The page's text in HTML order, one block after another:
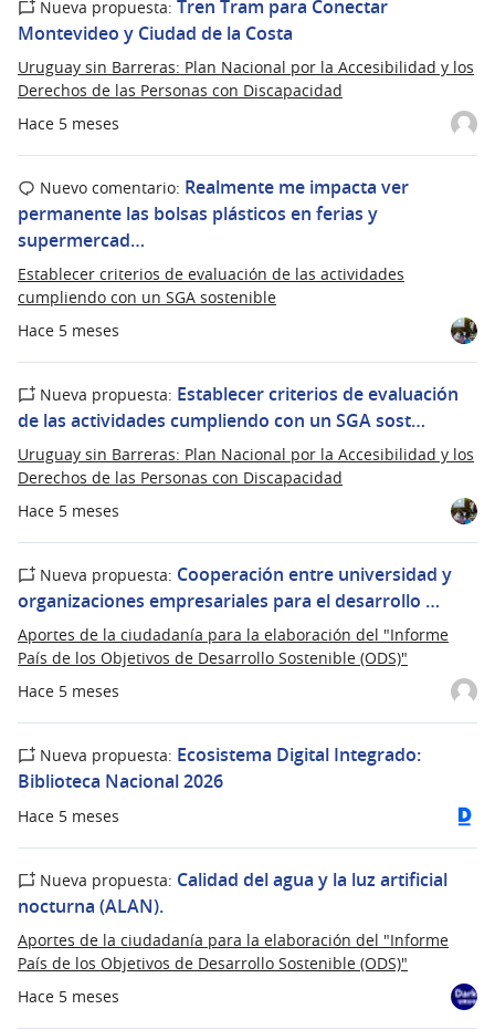
Hace 5 meses
Nueva propuesta: Tren Tram para Conectar
Montevideo y Ciudad de la Costa
Uruguay sin Barreras: Plan Nacional por la Accesibilidad y los
Derechos de las Personas con Discapacidad
Hace 5 meses
Nuevo comentario: Realmente me impacta ver
permanente las bolsas plásticos en ferias y
supermercad…
Establecer criterios de evaluación de las actividades
cumpliendo con un SGA sostenible
Hace 5 meses
Nueva propuesta: Establecer criterios de evaluación
de las actividades cumpliendo con un SGA sost…
Uruguay sin Barreras: Plan Nacional por la Accesibilidad y los
Derechos de las Personas con Discapacidad
Hace 5 meses
Nueva propuesta: Cooperación entre universidad y
organizaciones empresariales para el desarrollo …
Aportes de la ciudadanía para la elaboración del "Informe
País de los Objetivos de Desarrollo Sostenible (ODS)"
Hace 5 meses
Nueva propuesta: Ecosistema Digital Integrado:
Biblioteca Nacional 2026
Hace 5 meses
Nueva propuesta: Calidad del agua y la luz artificial
nocturna (ALAN).
Aportes de la ciudadanía para la elaboración del "Informe
País de los Objetivos de Desarrollo Sostenible (ODS)"